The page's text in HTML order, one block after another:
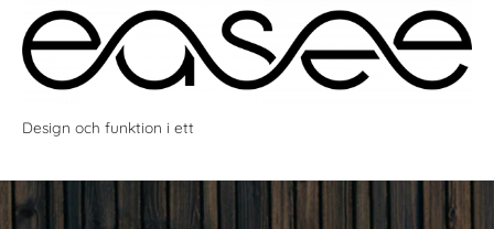
Design och funktion i ett